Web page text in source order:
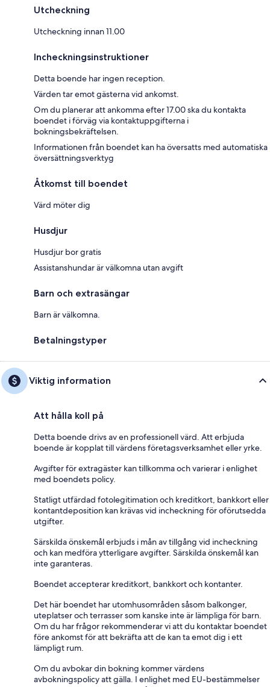
Utcheckning
Utcheckning innan 11.00
Incheckningsinstruktioner
Detta boende har ingen reception.
Värden tar emot gästerna vid ankomst.
Om du planerar att ankomma efter 17.00 ska du kontakta
boendet i förväg via kontaktuppgifterna i
bokningsbekräftelsen.
Informationen från boendet kan ha översatts med automatiska
översättningsverktyg
Åtkomst till boendet
Värd möter dig
Husdjur
Husdjur bor gratis
Assistanshundar är välkomna utan avgift
Barn och extrasängar
Barn är välkomna.
Betalningstyper
Viktig information
Att hålla koll på
Detta boende drivs av en professionell värd. Att erbjuda
boende är kopplat till värdens företagsverksamhet eller yrke.
Avgifter för extragäster kan tillkomma och varierar i enlighet
med boendets policy.
Statligt utfärdad fotolegitimation och kreditkort, bankkort eller
kontantdeposition kan krävas vid incheckning för oförutsedda
utgifter.
Särskilda önskemål erbjuds i mån av tillgång vid incheckning
och kan medföra ytterligare avgifter. Särskilda önskemål kan
inte garanteras.
Boendet accepterar kreditkort, bankkort och kontanter.
Det här boendet har utomhusområden såsom balkonger,
uteplatser och terrasser som kanske inte är lämpliga för barn.
Om du har frågor rekommenderar vi att du kontaktar boendet
före ankomst för att bekräfta att de kan ta emot dig i ett
lämpligt rum.
Om du avbokar din bokning kommer värdens
avbokningspolicy att gälla. I enlighet med EU-bestämmelser